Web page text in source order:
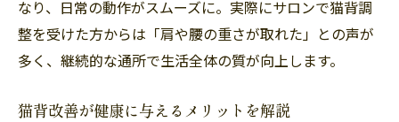
なり、日常の動作がスムーズに。実際にサロンで猫背調
整を受けた方からは「肩や腰の重さが取れた」との声が
多く、継続的な通所で生活全体の質が向上します。
猫背改善が健康に与えるメリットを解説